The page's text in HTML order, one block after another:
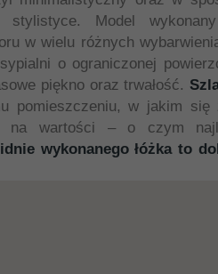
Model
w wielu różnych
o ograniczonej
piękno oraz trwałość.
pomieszczeniu, w jakim się
wartości – o czym
wykonanego łóżka to